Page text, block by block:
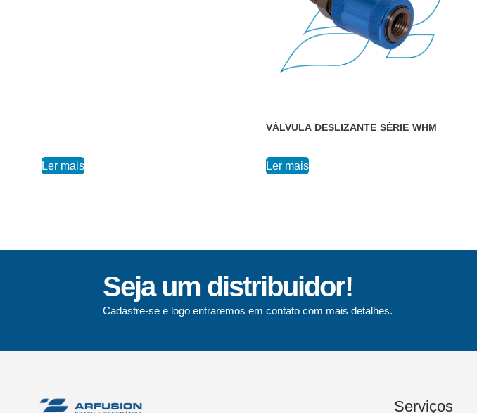
Ler mais
VÁLVULA DESLIZANTE SÉRIE WHM
Ler mais
Seja um distribuidor!
Cadastre-se e logo entraremos em contato com mais detalhes.
Serviços